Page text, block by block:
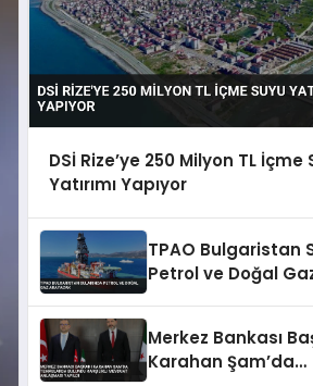
DSİ Rize’ye 250 Milyon TL İçme
Yatırımı Yapıyor
TPAO Bulgaristan
Petrol ve Doğal
Merkez Bankası
Karahan Şam’da